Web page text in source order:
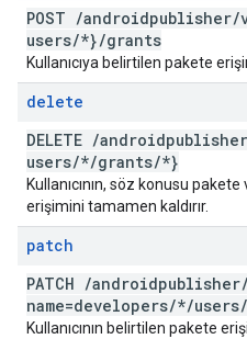
POST /androidpublisher/
users/*}/grants
Kullanıcıya belirtilen pakete
delete
DELETE /androidpublisher
users/*/grants/*}
Kullanıcının, söz konusu
erişimini tamamen kaldırır.
patch
PATCH /androidpublisher/
name=developers/*/users/
Kullanıcının belirtilen pakete